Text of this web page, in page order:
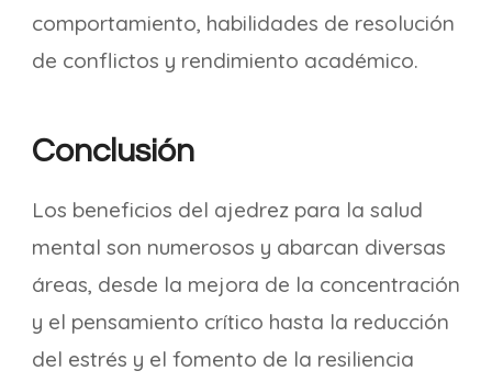
comportamiento, habilidades de resolución
de conflictos y rendimiento académico.
Conclusión
Los beneficios del ajedrez para la salud
mental son numerosos y abarcan diversas
áreas, desde la mejora de la concentración
y el pensamiento crítico hasta la reducción
del estrés y el fomento de la resiliencia